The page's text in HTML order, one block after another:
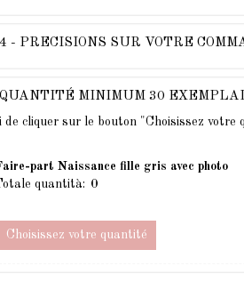
4 - PRECISIONS SUR VOTRE
QUANTITÉ MINIMUM 30
de cliquer sur le bouton "Choisissez
part Naissance fille gris avec photo
quantità:
Choisissez votre quantité